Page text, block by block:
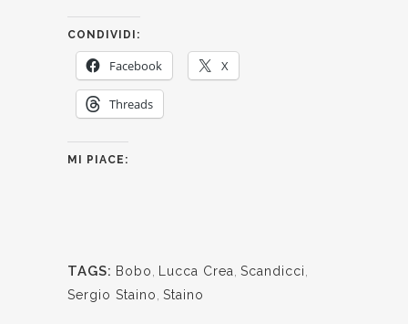
CONDIVIDI:
Facebook X
Threads
MI PIACE:
TAGS: Bobo Lucca Crea Scandicci
Sergio Staino Staino